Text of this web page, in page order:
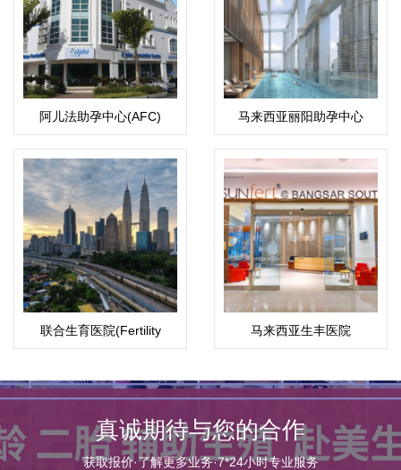
阿儿法助孕中心(AFC) 马来西亚丽阳助孕中心
联合生育医院(Fertility
Associates)
马来西亚生丰医院
真诚期待与您的合作
获取报价·了解更多业务·7*24小时专业服务